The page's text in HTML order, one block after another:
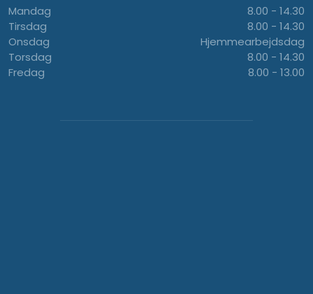
Mandag
​Tirsdag
Onsdag
Torsdag
Fredag
8.00 - 14.30​
8.00 - 14.30
Hjemmearbejdsdag
8.00 - 14.30
8.00 - 13.00